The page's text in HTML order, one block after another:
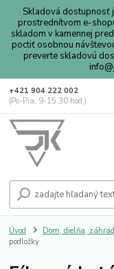
Skladová dostupnosť
prostrednítvom e-
skladom v kamennej
poctiť osobnou
preverte skladovú
+421 904 222 002
(Po-Pia, 9-15.30 hod.)
Úvod Dom, dielňa,
podložky